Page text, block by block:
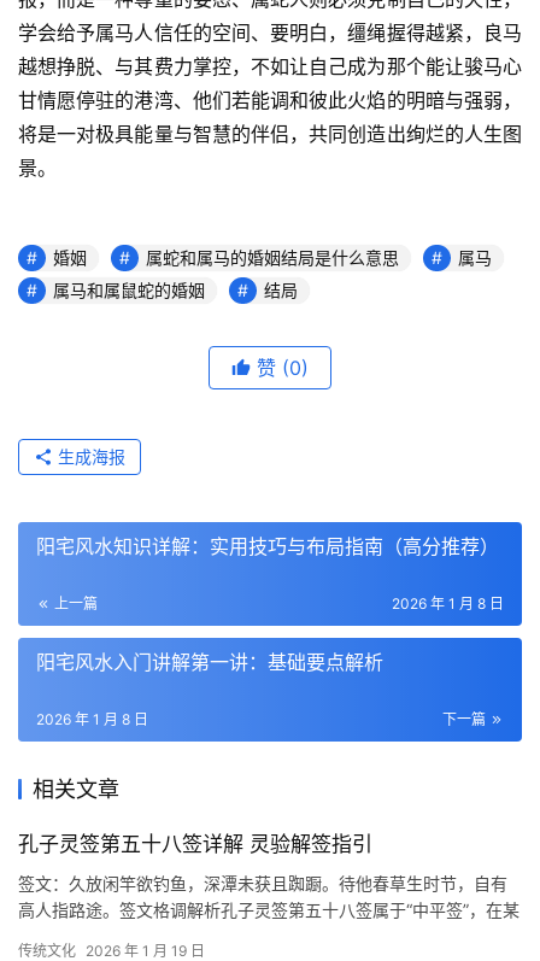
学会给予属马人信任的空间、要明白，缰绳握得越紧，良马
越想挣脱、与其费力掌控，不如让自己成为那个能让骏马心
甘情愿停驻的港湾、他们若能调和彼此火焰的明暗与强弱，
将是一对极具能量与智慧的伴侣，共同创造出绚烂的人生图
景。
婚姻 属蛇和属马的婚姻结局是什么意思
属马
属马和属鼠蛇的婚姻
结局
赞 (0)
生成海报
阳宅风水知识详解：实用技巧与布局指南（高分推荐）
上一篇 2026 年 1 月 8 日
阳宅风水入门讲解第一讲：基础要点解析
下一篇
2026 年 1 月 8 日
相关文章
孔子灵签第五十八签详解 灵验解签指引
签文：久放闲竿欲钓鱼，深潭未获且踟蹰。待他春草生时节，自有
高人指路途。签文格调解析孔子灵签第五十八签属于“中平签”，在某
传统文化 2026 年 1 月 19 日